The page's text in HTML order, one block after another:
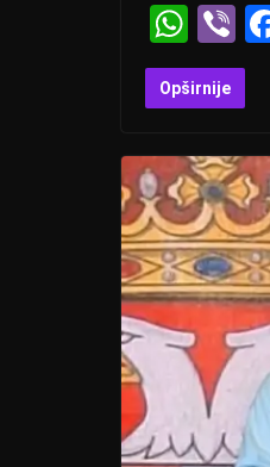
W
h
at
A
p
p
Vi
b
er
Opširnije